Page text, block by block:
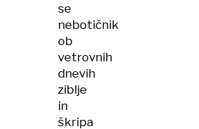
se
nebotičnik
ob
vetrovnih
dnevih
ziblje
in
škripa